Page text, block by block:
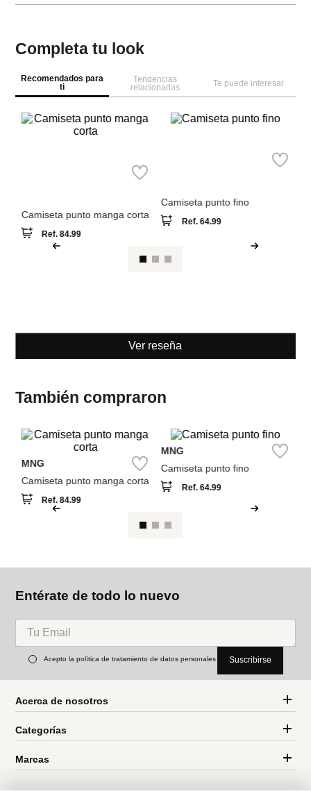
Completa tu look
Recomendados para
ti
Tendencias
relacionadas
Te puede interesar
Camiseta punto manga corta
Ref.84.99
Camiseta punto fino
Ref.64.99
Ver reseña
También compraron
MNG
Camiseta punto manga corta
Ref.84.99
MNG
Camiseta punto fino
Ref.64.99
Entérate de todo lo nuevo
Acepto la política de tratamiento de datos personales Suscribirse
Acerca de nosotros
Categorías
Marcas